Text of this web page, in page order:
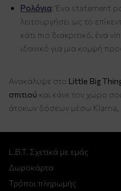
Ρολόγια: Ένα statement
λειτουργήσει ως το
κάτι πιο διακριτικό, ένα
ιδανικό για μια κομψή
Ανακάλυψε στο Little Big
σπιτιού και κάνε τον χώρο
άτοκων δόσεων μέσω Klarna,
L.B.T. Σχετικά με εμάς
Δωροκάρτα
Τρόποι πληρωμής